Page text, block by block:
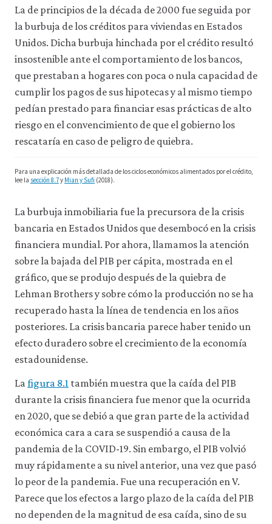
8-
La de principios de la década de 2000 fue seguida por
la burbuja de los créditos para viviendas en Estados
Unidos. Dicha burbuja hinchada por el crédito resultó
insostenible ante el comportamiento de los bancos,
que prestaban a hogares con poca o nula capacidad de
cumplir los pagos de sus hipotecas y al mismo tiempo
pedían prestado para financiar esas prácticas de alto
riesgo en el convencimiento de que el gobierno los
rescataría en caso de peligro de quiebra.
Para una explicación más detallada de los ciclos económicos alimentados por el crédito,
lee la sección 8.7y Mian y Sufi (2018).
La burbuja inmobiliaria fue la precursora de la crisis
bancaria en Estados Unidos que desembocó en la crisis
financiera mundial. Por ahora, llamamos la atención
sobre la bajada del PIB per cápita, mostrada en el
gráfico, que se produjo después de la quiebra de
Lehman Brothers y sobre cómo la producción no se ha
recuperado hasta la línea de tendencia en los años
posteriores. La crisis bancaria parece haber tenido un
efecto duradero sobre el crecimiento de la economía
estadounidense.
La figura 8.1 también muestra que la caída del PIB
durante la crisis financiera fue menor que la ocurrida
en 2020, que se debió a que gran parte de la actividad
económica cara a cara se suspendió a causa de la
pandemia de la COVID-19. Sin embargo, el PIB volvió
muy rápidamente a su nivel anterior, una vez que pasó
lo peor de la pandemia. Fue una recuperación en V.
Parece que los efectos a largo plazo de la caída del PIB
no dependen de la magnitud de esa caída, sino de su